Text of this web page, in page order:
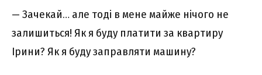
— Зачекай… але тоді в мене майже нічого не
залишиться! Як я буду платити за квартиру
Ірини? Як я буду заправляти машину?